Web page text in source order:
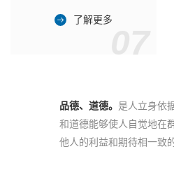
了解更多
品德、道德。 是人立身依
和道德能够使人自觉地在
他人的利益和期待相一致